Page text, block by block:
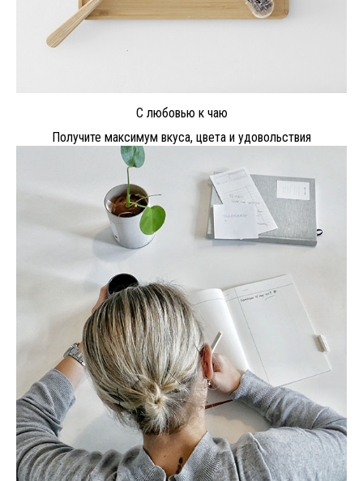
С любовью к чаю
Получите максимум вкуса, цвета и удовольствия